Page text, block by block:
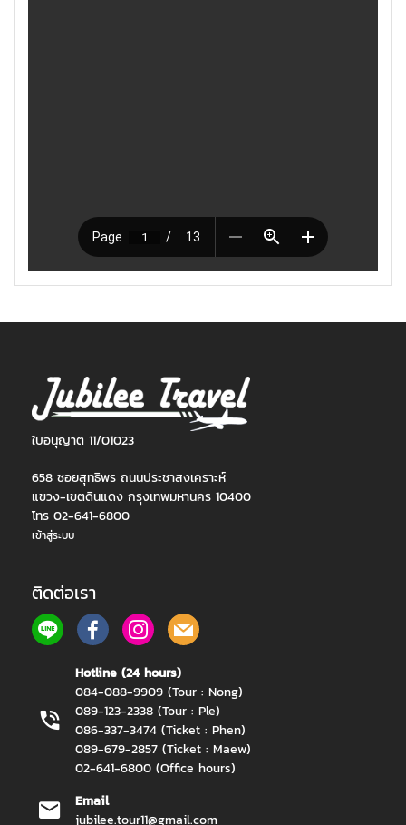
ใบอนุญาต 11/01023
658 ซอยสุทธิพร ถนนประชาสงเคราะห์
แขวง-เขตดินแดง กรุงเทพมหานคร 10400
โทร 02-641-6800
เข้าสู่ระบบ
ติดต่อเรา
Hotline (24 hours)
084-088-9909 (Tour : Nong)
089-123-2338 (Tour : Ple)
086-337-3474 (Ticket : Phen)
089-679-2857 (Ticket : Maew)
02-641-6800 (Office hours)
Email
jubilee.tour11@gmail.com